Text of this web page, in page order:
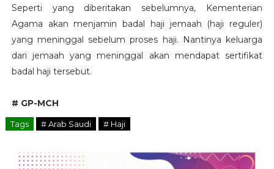
Seperti yang diberitakan sebelumnya, Kementerian
Agama akan menjamin badal haji jemaah (haji reguler)
yang meninggal sebelum proses haji. Nantinya keluarga
dari jemaah yang meninggal akan mendapat sertifikat
badal haji tersebut.
# GP-MCH
Tags # Arab Saudi # Haji